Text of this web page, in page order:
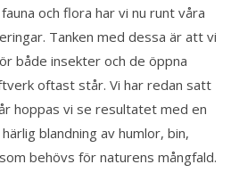
och flora har vi nu runt våra
Tanken med dessa är att vi
både insekter och de öppna
oftast står. Vi har redan satt
hoppas vi se resultatet med en
blandning av humlor, bin,
behövs för naturens mångfald.